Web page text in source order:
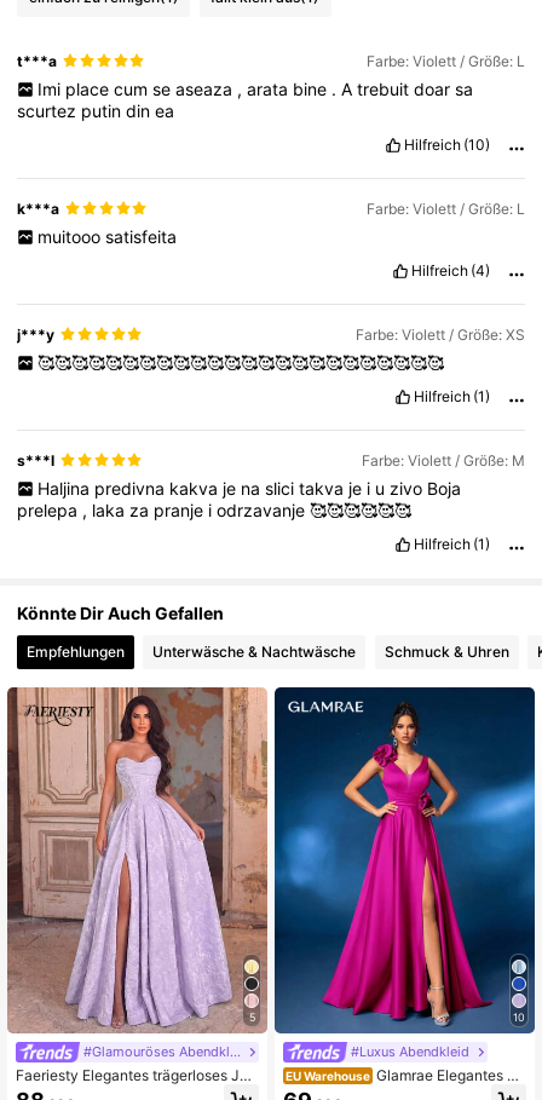
4,75
4,75 668K Follower
t***a Farbe: Violett / Größe: L
Imi place cum se aseaza , arata bine . A trebuit doar sa
scurtez putindinea
Hilfreich (10)
k***a Farbe: Violett / Größe: L
muitooo satisfeita
Hilfreich (4)
j***y Farbe: Violett / Größe: XS
🥰🥰🥰🥰🥰🥰🥰🥰🥰🥰🥰🥰🥰🥰🥰🥰🥰🥰🥰🥰🥰🥰🥰🥰
Hilfreich (1)
s***l Farbe: Violett / Größe: M
Haljina predivna kakva je na slici takva je i u zivo Boja
prelepa , laka za pranje iodrzavanje🥰🥰🥰🥰🥰🥰
Hilfreich (1)
Könnte Dir Auch Gefallen
Empfehlungen Unterwäsche & Nachtwäsche Schmuck & Uhren
5
#Glamouröses Abendkleid
Faeriesty Elegantes trägerloses Jac
quard-Maxikleid mit gerafftem Busti
10
#Luxus Abendkleid
EU Warehouse Glamrae Elegantes un
d luxuriöses Lotus-Wurzel Maxiklei